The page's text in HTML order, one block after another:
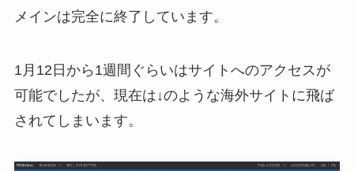
メインは完全に終了しています。
1月12日から1週間ぐらいはサイトへのアクセスが
可能でしたが、現在は↓のような海外サイトに飛ば
されてしまいます。